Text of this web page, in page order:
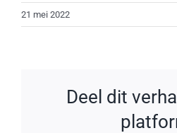
21 mei 2022
Deel dit